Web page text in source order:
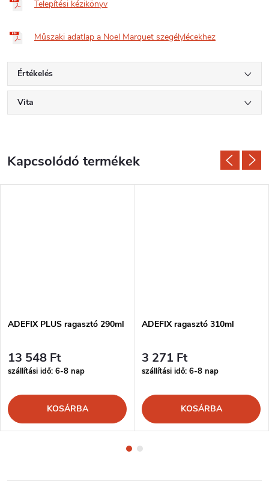
Telepítési kézikönyv
Műszaki adatlap a Noel Marquet szegélylécekhez
Értékelés
Vita
Kapcsolódó termékek
ADEFIX PLUS ragasztó 290ml
13 548 Ft
szállítási idő: 6-8 nap
KOSÁRBA
ADEFIX ragasztó 310ml
3 271 Ft
szállítási idő: 6-8 nap
KOSÁRBA